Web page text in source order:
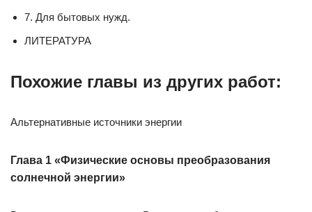
7. Для бытовых нужд.
ЛИТЕРАТУРА
Похожие главы из других работ:
Альтернативные источники энергии
Глава 1 «Физические основы преобразования
солнечной энергии»